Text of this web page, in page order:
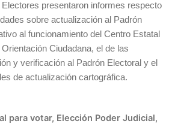
presentaron informes respecto
sobre actualización al Padrón
al funcionamiento del Centro Estatal
Ciudadana, el de las
y verificación al Padrón Electoral y el
de actualización cartográfica.
para votar, Elección Poder Judicial,